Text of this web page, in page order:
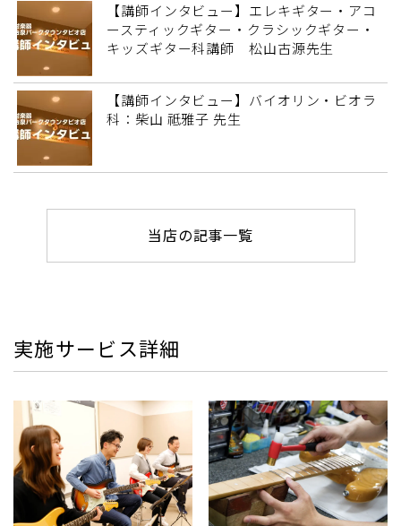
【講師インタビュー】エレキギター・アコ
ースティックギター・クラシックギター・
キッズギター科講師 松山古源先生
【講師インタビュー】バイオリン・ビオラ
科：柴山 祗雅子 先生
当店の記事一覧
実施サービス詳細